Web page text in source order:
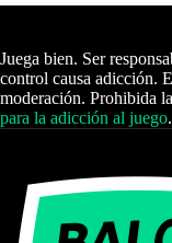
Juega bien. Ser
control causa adicción.
moderación. Prohibida
para la adicción al juego.